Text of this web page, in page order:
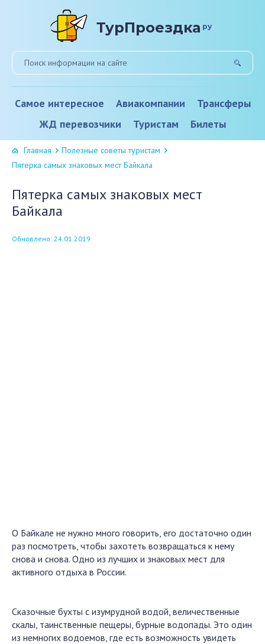
ТурПроездка ру
Самое интересное Авиакомпании
Трансферы
ЖД перевозчики
Туристам Билеты
Главная
Полезные советы туристам
Пятерка самых знаковых мест Байкала
Пятерка самых знаковых мест
Байкала
Обновлено: 24.01.2019
О Байкале не нужно много говорить, его достаточно один
раз посмотреть, чтобы захотеть возвращаться к нему
снова и снова. Одно из лучших и знаковых мест для
активного отдыха в России.
Сказочные бухты с изумрудной водой, величественные
скалы, таинственные пещеры, бурные водопады. Это один
из немногих водоемов, где есть возможность увидеть